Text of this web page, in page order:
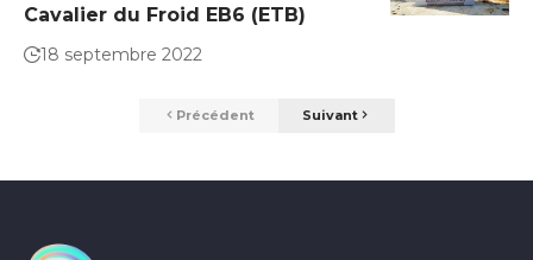
Cavalier du Froid EB6 (ETB)
18 septembre 2022
Précédent Suivant